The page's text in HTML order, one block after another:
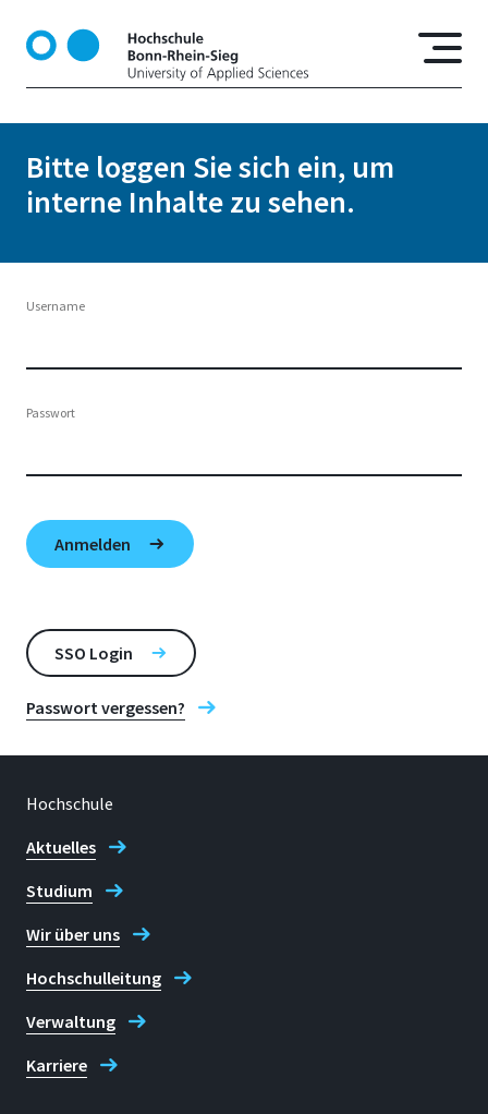
k
Bitte loggen Sie sich ein, um
interne Inhalte zu sehen.
Username
Passwort
SSO Login
Passwort vergessen?
Hochschule
Aktuelles
Studium
Wir über uns
Hochschulleitung
Verwaltung
Karriere